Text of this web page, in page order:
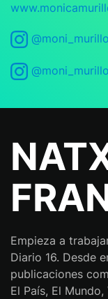
Empieza a
Diario 16. Desde
publicaciones
El País, El